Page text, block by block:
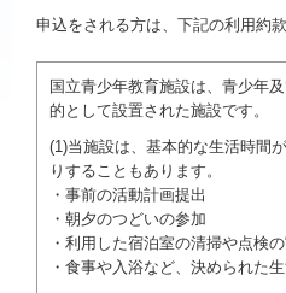
申込をされる方は、下記の利用約
国立青少年教育施設は、青少年
的として設置された施設です。
(1)当施設は、基本的な生活時間
りすることもあります。
・事前の活動計画提出
・朝夕のつどいの参加
・利用した宿泊室の清掃や点検
・食事や入浴など、決められた